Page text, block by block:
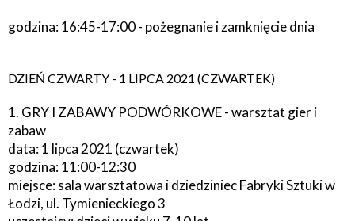
godzina: 16:45-17:00 - pożegnanie i zamknięcie dnia
DZIEŃ CZWARTY - 1 LIPCA 2021 (CZWARTEK)
1. GRY I ZABAWY PODWÓRKOWE - warsztat gier i
zabaw
data: 1 lipca 2021 (czwartek)
godzina: 11:00-12:30
miejsce: sala warsztatowa i dziedziniec Fabryki Sztuki w
Łodzi, ul. Tymienieckiego 3